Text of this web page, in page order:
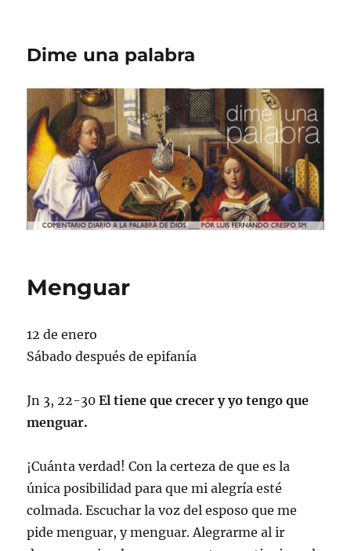
Dime una palabra
Menguar
12 de enero
Sábado después de epifanía
Jn 3, 22-30El tiene que crecer y yo tengo que
menguar.
¡Cuánta verdad! Con la certeza de que es la
única posibilidad para que mi alegría esté
colmada. Escuchar la voz del esposo que me
pide menguar, y menguar. Alegrarme al ir